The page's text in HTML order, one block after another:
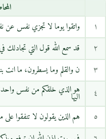
١
واتقوا يوما لا تجزي نفس عن
٢
قد سمع الله قول التي تجادلك
٣
ن والقلم وما يسطرون، ما انت
٤
هو الذي خلقكم من نفس
اليها
٥
هم الذين يقولون لا تنفقوا